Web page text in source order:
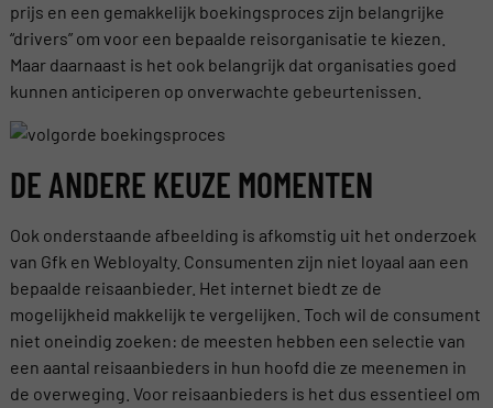
prijs en een gemakkelijk boekingsproces zijn belangrijke
“drivers” om voor een bepaalde reisorganisatie te kiezen.
Maar daarnaast is het ook belangrijk dat organisaties goed
kunnen anticiperen op onverwachte gebeurtenissen.
DE ANDERE KEUZE MOMENTEN
Ook onderstaande afbeelding is afkomstig uit het onderzoek
van Gfk en Webloyalty. Consumenten zijn niet loyaal aan een
bepaalde reisaanbieder. Het internet biedt ze de
mogelijkheid makkelijk te vergelijken. Toch wil de consument
niet oneindig zoeken: de meesten hebben een selectie van
een aantal reisaanbieders in hun hoofd die ze meenemen in
de overweging. Voor reisaanbieders is het dus essentieel om